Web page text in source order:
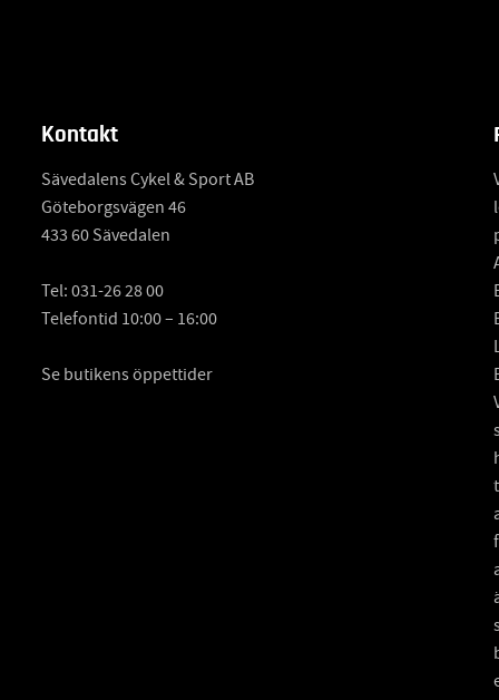
Kontakt
Sävedalens Cykel & Sport AB
Göteborgsvägen 46
433 60 Sävedalen
Tel:031-26 28 00
Telefontid 10:00 – 16:00
Se butikens öppettider